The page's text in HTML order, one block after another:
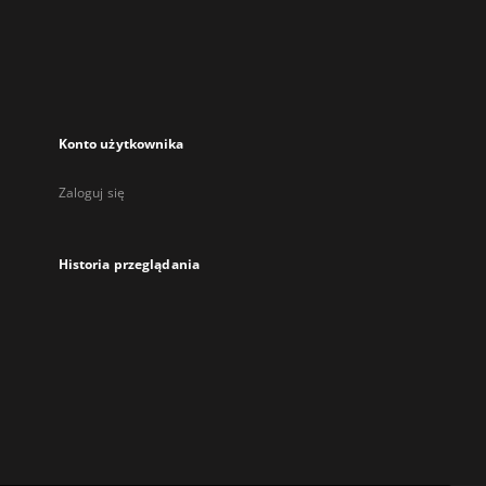
Konto użytkownika
Zaloguj się
Historia przeglądania